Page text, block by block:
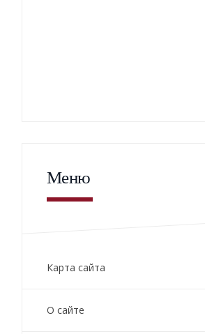
Меню
Карта сайта
О сайте